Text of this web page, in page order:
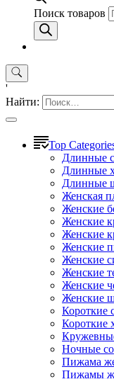
Поиск товаров
'
Найти:
Top
Длинные
Длинные
Длинные
Женская
Женские
Женские
Женские
Женские
Женские
Женские
Женские
Женские
Короткие
Короткие
Ночные
Пижама
Пижамы